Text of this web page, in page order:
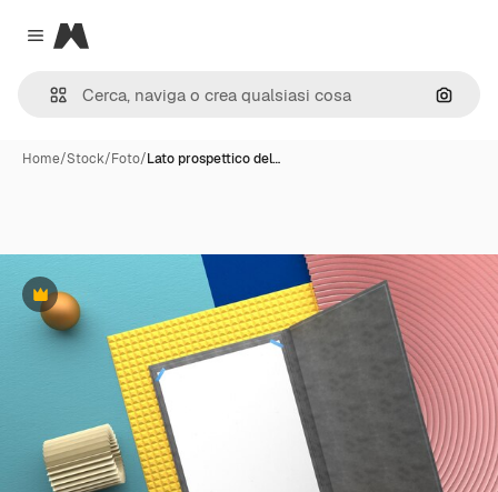
Close menu
Magnific
Cerca
Home/Stock/Foto/Lato prospettico del…
Premium